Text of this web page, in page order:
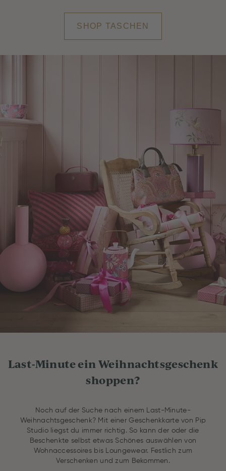
SHOP TASCHEN
Last-Minute ein Weihnachtsgeschenk
shoppen?
Noch auf der Suche nach einem Last-Minute-
Weihnachtsgeschenk? Mit einer Geschenkkarte von Pip
Studio liegst du immer richtig. So kann der oder die
Beschenkte selbst etwas Schönes auswählen von
Wohnaccessoires bis Loungewear. Festlich zum
Verschenken und zum Bekommen.